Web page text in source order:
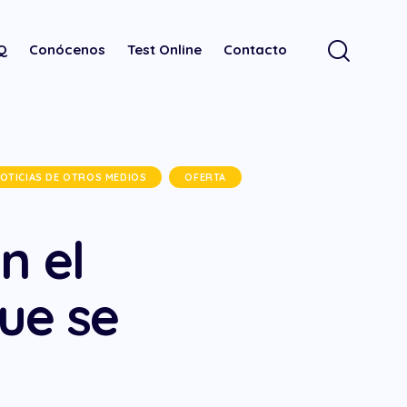
Conócenos Test Online Contacto
DE OTROS MEDIOS OFERTA
el
se